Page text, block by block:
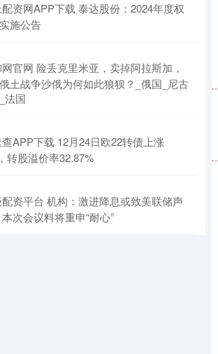
资网APP下载 泰达股份：2024年度权
施公告
官网 险丢克里米亚，卖掉阿拉斯加，
土战争沙俄为何如此狼狈？_俄国_尼古
法国
查APP下载 12月24日欧22转债上涨
转股溢价率32.87%
资平台 机构：激进降息或致美联储声
次会议料将重申“耐心”